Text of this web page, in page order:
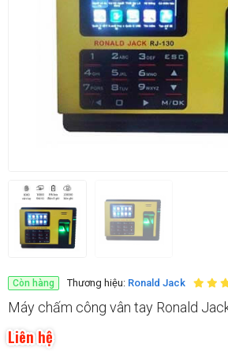
Còn hàng Thương hiệu: Ronald Jack
Máy chấm công vân tay Ronald
Liên hệ